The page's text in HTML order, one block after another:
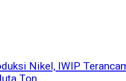
Nikel, IWIP
Ton